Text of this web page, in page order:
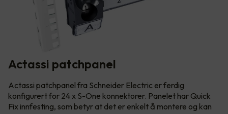
Actassi patchpanel
Actassi patchpanel fra Schneider Electric er ferdig
konfigurert for 24 x S-One konnektorer. Panelet har Quick
Fix innfesting, som betyr at det er enkelt å montere og kan